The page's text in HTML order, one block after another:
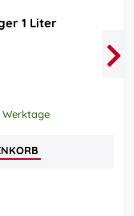
1 Liter